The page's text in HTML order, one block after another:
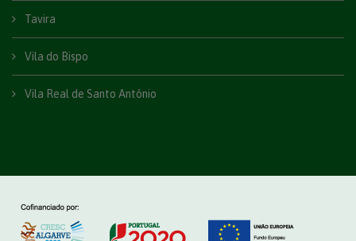
Tavira
Vila do Bispo
Vila Real de Santo António